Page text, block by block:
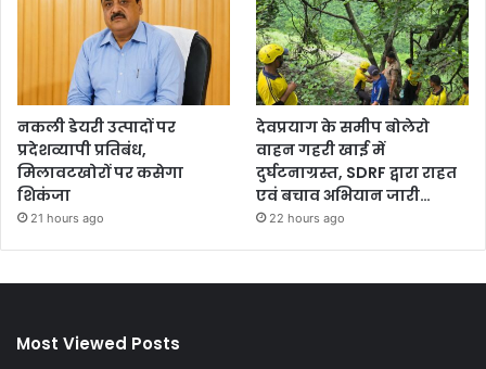
नकली डेयरी उत्पादों पर
प्रदेशव्यापी प्रतिबंध,
मिलावटखोरों पर कसेगा
शिकंजा
21 hours ago
देवप्रयाग के समीप बोलेरो
वाहन गहरी खाई में
दुर्घटनाग्रस्त, SDRF द्वारा राहत
एवं बचाव अभियान जारी…
22 hours ago
Most Viewed Posts